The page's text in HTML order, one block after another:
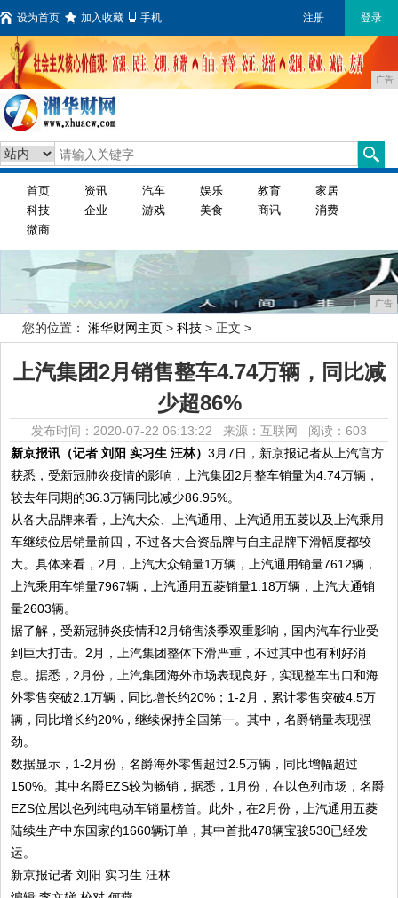
设为首页 加入收藏 手机 注册 登录
广告
首页 资讯 汽车 娱乐 教育
家居
科技
企业 游戏 美食 商讯
消费
微商
广告
您的位置： 湘华财网主页 > 科技 > 正文 >
上汽集团2月销售整车4.74万辆，同比减
少超86%
发布时间：2020-07-22 06:13:22 来源：互联网 阅读：603
新京报讯（记者 刘阳 实习生 汪林）3月7日，新京报记者从上汽官方
获悉，受新冠肺炎疫情的影响，上汽集团2月整车销量为4.74万辆，
较去年同期的36.3万辆同比减少86.95%。
从各大品牌来看，上汽大众、上汽通用、上汽通用五菱以及上汽乘用
车继续位居销量前四，不过各大合资品牌与自主品牌下滑幅度都较
大。具体来看，2月，上汽大众销量1万辆，上汽通用销量7612辆，
上汽乘用车销量7967辆，上汽通用五菱销量1.18万辆，上汽大通销
量2603辆。
据了解，受新冠肺炎疫情和2月销售淡季双重影响，国内汽车行业受
到巨大打击。2月，上汽集团整体下滑严重，不过其中也有利好消
息。据悉，2月份，上汽集团海外市场表现良好，实现整车出口和海
外零售突破2.1万辆，同比增长约20%；1-2月，累计零售突破4.5万
辆，同比增长约20%，继续保持全国第一。其中，名爵销量表现强
劲。
数据显示，1-2月份，名爵海外零售超过2.5万辆，同比增幅超过
150%。其中名爵EZS较为畅销，据悉，1月份，在以色列市场，名爵
EZS位居以色列纯电动车销量榜首。此外，在2月份，上汽通用五菱
陆续生产中东国家的1660辆订单，其中首批478辆宝骏530已经发
运。
新京报记者 刘阳 实习生 汪林